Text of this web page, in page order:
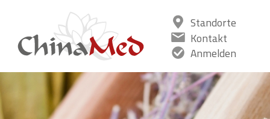
Standorte
Kontakt
Anmelden